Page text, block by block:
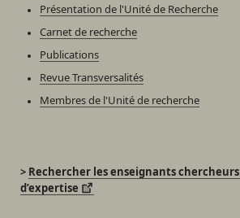
Présentation de l'Unité de Recherche
Carnet de recherche
Publications
Revue Transversalités
Membres de l'Unité de recherche
> Rechercher les enseignants
d’expertise